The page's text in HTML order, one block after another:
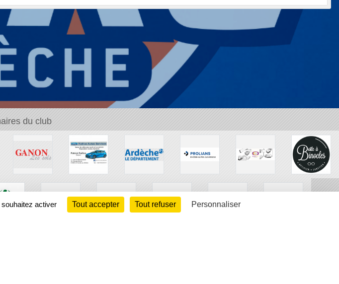
du club
activer Tout accepter Tout refuser Personnaliser